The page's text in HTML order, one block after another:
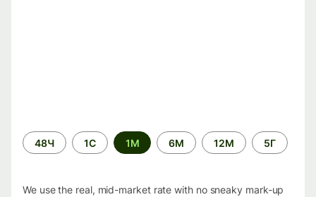
Time
period
48Ч 1С 1М 6М 12М 5Г
We use the real, mid-market rate with no sneaky mark-up